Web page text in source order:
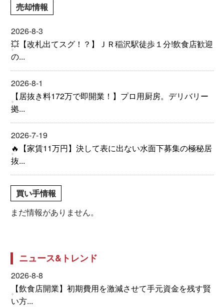
売却情報
2026-8-3
💥【改札出てスグ！？】ＪＲ稲沢駅徒歩１分!飲食店歓迎
の...
2026-8-1
【居抜き料172万で即開業！】プロ用厨房。デリバリー
拠...
2026-7-19
🔥【家賃11万円】決して表に出ない水面下募集の極秘居
抜...
買い手情報
まだ情報がありません。
ニュース&トレンド
2026-8-8
【飲食店開業】初期費用を激減させて手元資金を残す賢
い方...